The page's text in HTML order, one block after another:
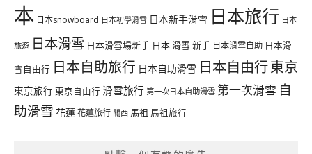
本 日本snowboard 日本初學滑雪 日本新手滑雪 日本旅行 日本
旅遊 日本滑雪 日本滑雪場新手 日本 滑雪 新手 日本滑雪自助 日本滑
雪自由行 日本自助旅行 日本自助滑雪 日本自由行東京
東京旅行 東京自由行 滑雪旅行 第一次日本自助滑雪 第一次滑雪 自
助滑雪 花蓮花蓮旅行 關西 馬祖 馬祖旅行